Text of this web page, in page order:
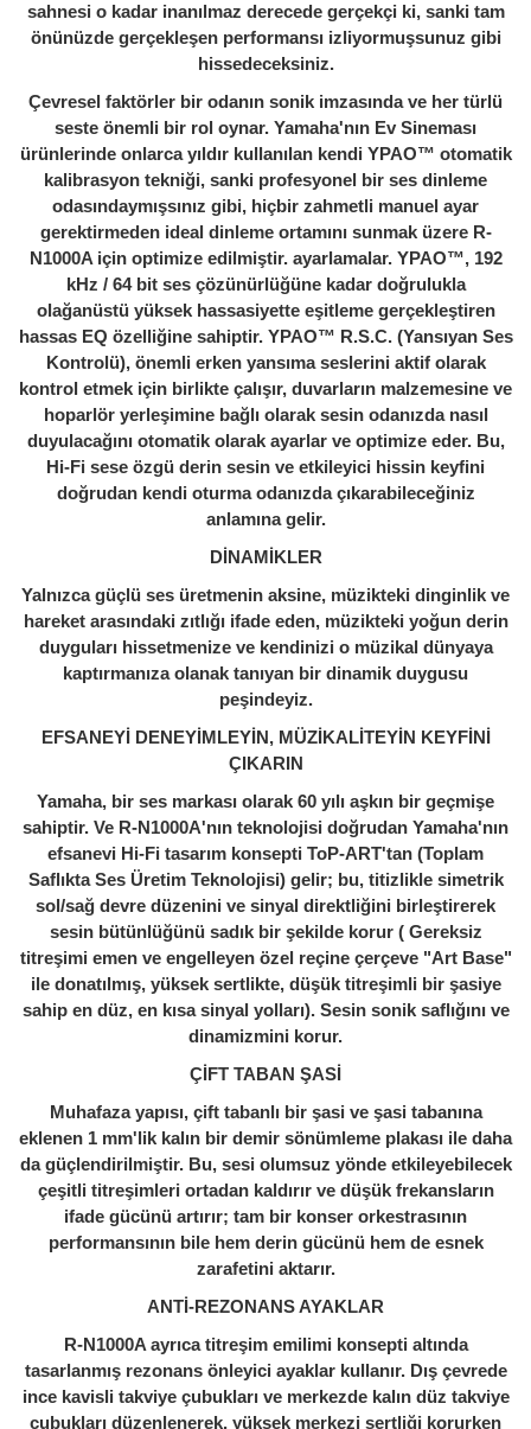
sahnesi o kadar inanılmaz derecede gerçekçi ki, sanki tam
önünüzde gerçekleşen performansı izliyormuşsunuz gibi
hissedeceksiniz.
Çevresel faktörler bir odanın sonik imzasında ve her türlü
seste önemli bir rol oynar. Yamaha'nın Ev Sineması
ürünlerinde onlarca yıldır kullanılan kendi YPAO™ otomatik
kalibrasyon tekniği, sanki profesyonel bir ses dinleme
odasındaymışsınız gibi, hiçbir zahmetli manuel ayar
gerektirmeden ideal dinleme ortamını sunmak üzere R-
N1000A için optimize edilmiştir. ayarlamalar. YPAO™, 192
kHz / 64 bit ses çözünürlüğüne kadar doğrulukla
olağanüstü yüksek hassasiyette eşitleme gerçekleştiren
hassas EQ özelliğine sahiptir. YPAO™ R.S.C. (Yansıyan Ses
Kontrolü), önemli erken yansıma seslerini aktif olarak
kontrol etmek için birlikte çalışır, duvarların malzemesine ve
hoparlör yerleşimine bağlı olarak sesin odanızda nasıl
duyulacağını otomatik olarak ayarlar ve optimize eder. Bu,
Hi-Fi sese özgü derin sesin ve etkileyici hissin keyfini
doğrudan kendi oturma odanızda çıkarabileceğiniz
anlamına gelir.
DİNAMİKLER
Yalnızca güçlü ses üretmenin aksine, müzikteki dinginlik ve
hareket arasındaki zıtlığı ifade eden, müzikteki yoğun derin
duyguları hissetmenize ve kendinizi o müzikal dünyaya
kaptırmanıza olanak tanıyan bir dinamik duygusu
peşindeyiz.
EFSANEYİ DENEYİMLEYİN, MÜZİKALİTEYİN KEYFİNİ
ÇIKARIN
Yamaha, bir ses markası olarak 60 yılı aşkın bir geçmişe
sahiptir. Ve R-N1000A'nın teknolojisi doğrudan Yamaha'nın
efsanevi Hi-Fi tasarım konsepti ToP-ART'tan (Toplam
Saflıkta Ses Üretim Teknolojisi) gelir; bu, titizlikle simetrik
sol/sağ devre düzenini ve sinyal direktliğini birleştirerek
sesin bütünlüğünü sadık bir şekilde korur ( Gereksiz
titreşimi emen ve engelleyen özel reçine çerçeve "Art Base"
ile donatılmış, yüksek sertlikte, düşük titreşimli bir şasiye
sahip en düz, en kısa sinyal yolları). Sesin sonik saflığını ve
dinamizmini korur.
ÇİFT TABAN ŞASİ
Muhafaza yapısı, çift tabanlı bir şasi ve şasi tabanına
eklenen 1 mm'lik kalın bir demir sönümleme plakası ile daha
da güçlendirilmiştir. Bu, sesi olumsuz yönde etkileyebilecek
çeşitli titreşimleri ortadan kaldırır ve düşük frekansların
ifade gücünü artırır; tam bir konser orkestrasının
performansının bile hem derin gücünü hem de esnek
zarafetini aktarır.
ANTİ-REZONANS AYAKLAR
R-N1000A ayrıca titreşim emilimi konsepti altında
tasarlanmış rezonans önleyici ayaklar kullanır. Dış çevrede
ince kavisli takviye çubukları ve merkezde kalın düz takviye
çubukları düzenlenerek, yüksek merkezi sertliği korurken